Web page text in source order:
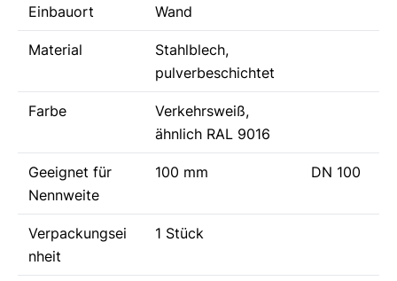
Einbauort Wand
Material
Stahlblech,
pulverbeschichtet
Farbe
Verkehrsweiß,
ähnlich RAL 9016
Geeignet für
Nennweite
100 mm DN 100
Verpackungsei
nheit
1 Stück